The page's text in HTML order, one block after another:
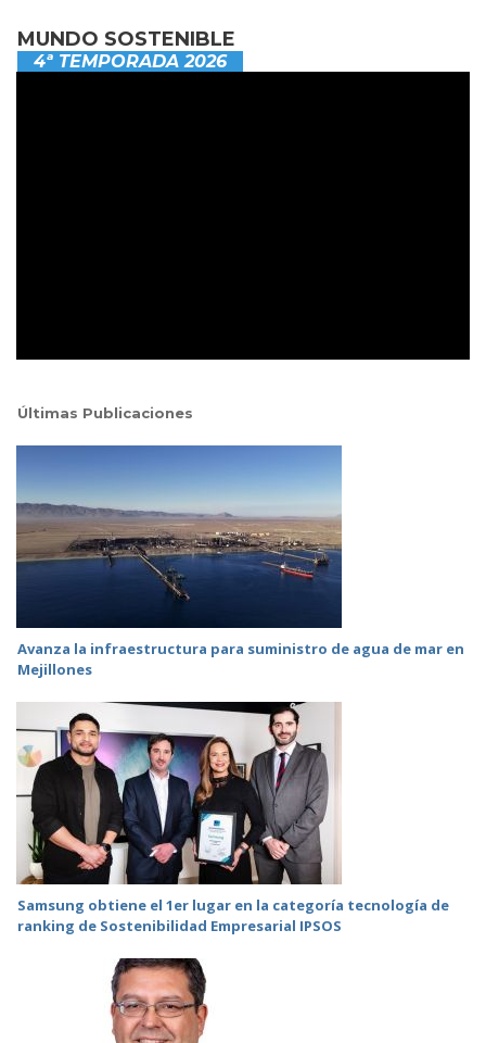
MUNDO SOSTENIBLE
4ª TEMPORADA 2026
Últimas Publicaciones
Avanza la infraestructura para suministro de agua de mar en
Mejillones
Samsung obtiene el 1er lugar en la categoría tecnología de
ranking de Sostenibilidad Empresarial IPSOS